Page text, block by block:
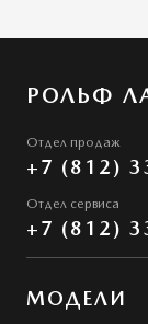
РОЛЬФ
Отдел продаж
+7 (812)
Отдел сервиса
+7 (812)
МОДЕЛИ